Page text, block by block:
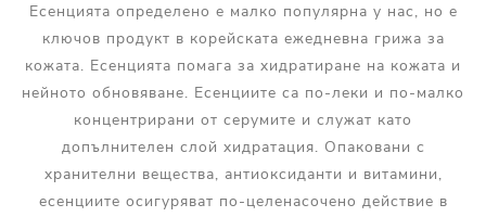
Есенцията определено е малко популярна у нас, но е
ключов продукт в корейската ежедневна грижа за
кожата. Есенцията помага за хидратиране на кожата и
нейното обновяване. Есенциите са по-леки и по-малко
концентрирани от серумите и служат като
допълнителен слой хидратация. Опаковани с
хранителни вещества, антиоксиданти и витамини,
есенциите осигуряват по-целенасочено действие в